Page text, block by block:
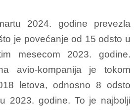
2024. godine prevezla
je povećanje od 15 odsto u
mesecom 2023. godine.
avio-kompanija je tokom
letova, odnosno 8 odsto
2023. godine. To je najbolji